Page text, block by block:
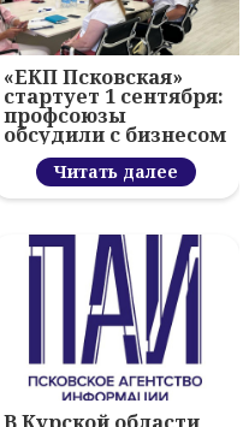
«ЕКП Псковская»
стартует 1 сентября:
профсоюзы
обсудили с бизнесом
новый цифровой
проектЧитать далее